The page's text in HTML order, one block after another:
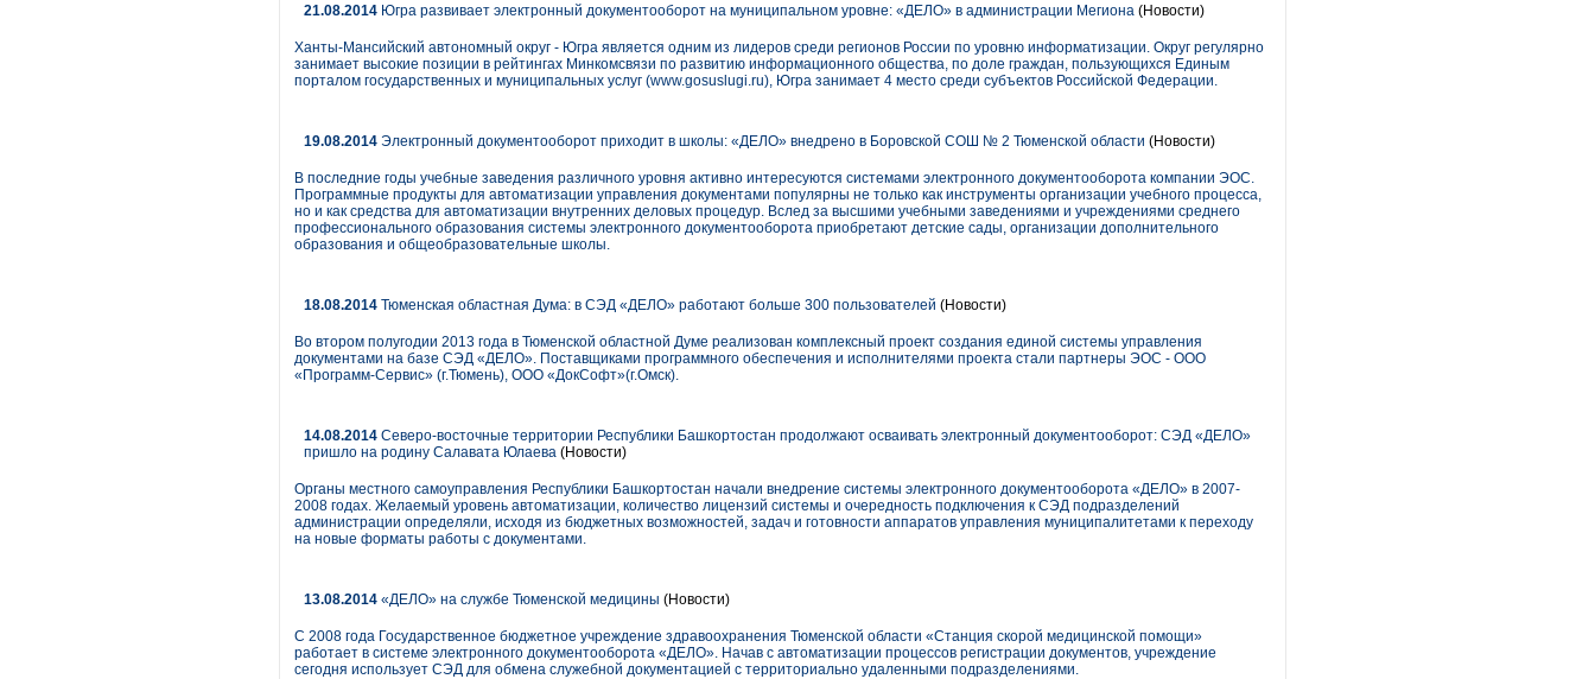
21.08.2014 Югра развивает электронный документооборот на муниципальном уровне: «ДЕЛО» в администрации Мегиона (Новости)
Ханты-Мансийский автономный округ - Югра является одним из лидеров среди регионов России по уровню информатизации. Округ регулярно
занимает высокие позиции в рейтингах Минкомсвязи по развитию информационного общества, по доле граждан, пользующихся Единым
порталом государственных и муниципальных услуг (www.gosuslugi.ru), Югра занимает 4 место среди субъектов Российской Федерации.
19.08.2014 Электронный документооборот приходит в школы: «ДЕЛО» внедрено в Боровской СОШ № 2 Тюменской области (Новости)
В последние годы учебные заведения различного уровня активно интересуются системами электронного документооборота компании ЭОС.
Программные продукты для автоматизации управления документами популярны не только как инструменты организации учебного процесса,
но и как средства для автоматизации внутренних деловых процедур. Вслед за высшими учебными заведениями и учреждениями среднего
профессионального образования системы электронного документооборота приобретают детские сады, организации дополнительного
образования и общеобразовательные школы.
18.08.2014 Тюменская областная Дума: в СЭД «ДЕЛО» работают больше 300 пользователей (Новости)
Во втором полугодии 2013 года в Тюменской областной Думе реализован комплексный проект создания единой системы управления
документами на базе СЭД «ДЕЛО». Поставщиками программного обеспечения и исполнителями проекта стали партнеры ЭОС - ООО
«Программ-Сервис» (г.Тюмень), ООО «ДокСофт»(г.Омск).
14.08.2014 Северо-восточные территории Республики Башкортостан продолжают осваивать электронный документооборот: СЭД «ДЕЛО»
пришло на родину Салавата Юлаева (Новости)
Органы местного самоуправления Республики Башкортостан начали внедрение системы электронного документооборота «ДЕЛО» в 2007-
2008 годах. Желаемый уровень автоматизации, количество лицензий системы и очередность подключения к СЭД подразделений
администрации определяли, исходя из бюджетных возможностей, задач и готовности аппаратов управления муниципалитетами к переходу
на новые форматы работы с документами.
13.08.2014 «ДЕЛО» на службе Тюменской медицины (Новости)
С 2008 года Государственное бюджетное учреждение здравоохранения Тюменской области «Станция скорой медицинской помощи»
работает в системе электронного документооборота «ДЕЛО». Начав с автоматизации процессов регистрации документов, учреждение
сегодня использует СЭД для обмена служебной документацией с территориально удаленными подразделениями.